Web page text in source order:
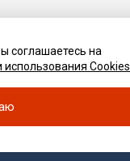
«Kerner»
обработки
соглашаетесь на
Cookies